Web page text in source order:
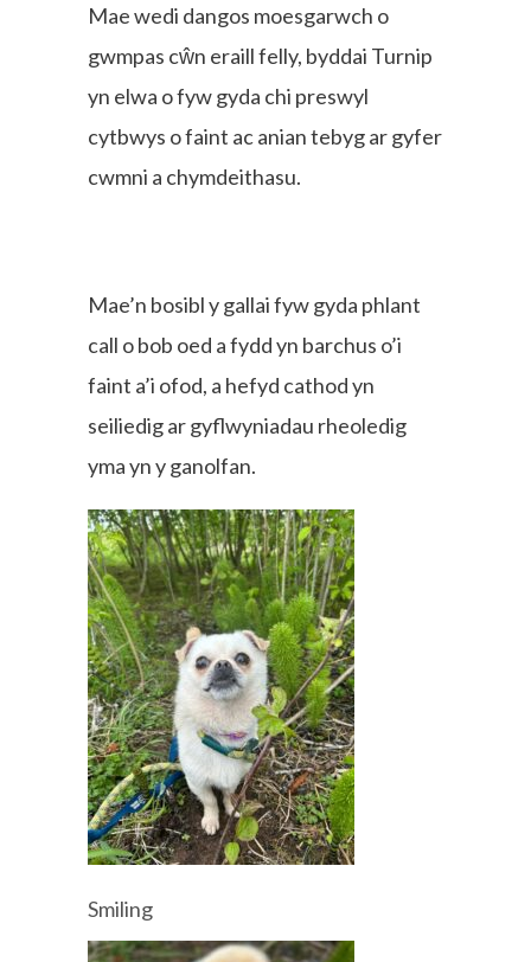
Mae wedi dangos moesgarwch o
gwmpas cŵn eraill felly, byddai Turnip
yn elwa o fyw gyda chi preswyl
cytbwys o faint ac anian tebyg ar gyfer
cwmni a chymdeithasu.
Mae’n bosibl y gallai fyw gyda phlant
call o bob oed a fydd yn barchus o’i
faint a’i ofod, a hefyd cathod yn
seiliedig ar gyflwyniadau rheoledig
yma yn y ganolfan.
Smiling